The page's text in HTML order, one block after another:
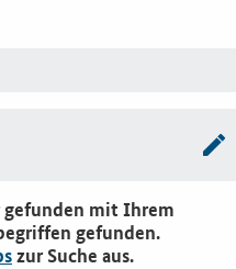
gefunden mit Ihrem
gefunden.
zur Suche aus.